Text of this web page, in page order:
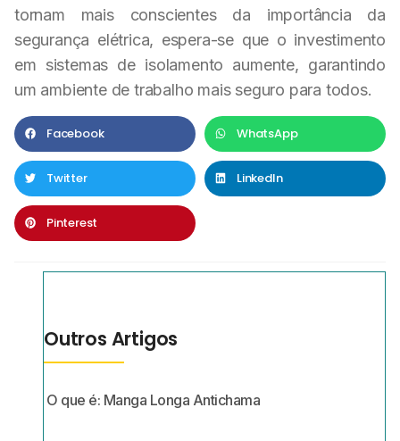
tornam mais conscientes da importância da
segurança elétrica, espera-se que o investimento
em sistemas de isolamento aumente, garantindo
um ambiente de trabalho mais seguro para todos.
Facebook WhatsApp
Twitter LinkedIn
Pinterest
Outros Artigos
O que é: Manga Longa Antichama